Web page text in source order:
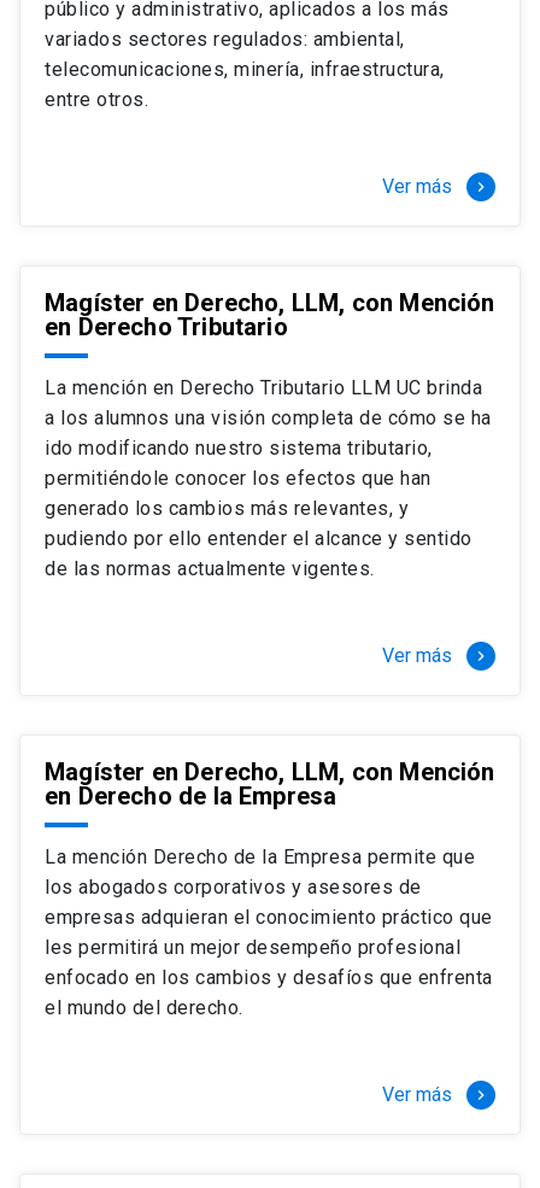
Si optas por la modalidad Full Time:
El LLM UC Full Time es una versión del programa
destinado principalmente a extranjeros, que permite
necesidades y expectativas profesionales, eligiendo
completamente al programa o compatibilizarás un
estudio intenso y exigente, con una muy baja carga
laboral, de marzo a noviembre, para dedicarte
completamente a la actividad de graduación de
diciembre a marzo.
2 cursos mínimos (10 créditos) Primer
semestre
+ 5 cursos a elección (50 créditos) Primer
semestre
+ 4 cursos a elección (40 créditos)
tres meses a tiempo completo (20
Juan Ignacio Piña Rochefort
Director Magíster en Derecho, LLM UC
público y administrativo, aplicados a los más
variados sectores regulados: ambiental,
telecomunicaciones, minería, infraestructura,
entre otros.
Ver más keyboard_arrow_right
Magíster en Derecho, LLM, con Mención
en Derecho Tributario
La mención en Derecho Tributario LLM UC brinda
a los alumnos una visión completa de cómo se ha
ido modificando nuestro sistema tributario,
permitiéndole conocer los efectos que han
generado los cambios más relevantes, y
pudiendo por ello entender el alcance y sentido
de las normas actualmente vigentes.
Ver más keyboard_arrow_right
Magíster en Derecho, LLM, con Mención
en Derecho de la Empresa
La mención Derecho de la Empresa permite que
los abogados corporativos y asesores de
empresas adquieran el conocimiento práctico que
les permitirá un mejor desempeño profesional
enfocado en los cambios y desafíos que enfrenta
el mundo del derecho.
Ver más keyboard_arrow_right